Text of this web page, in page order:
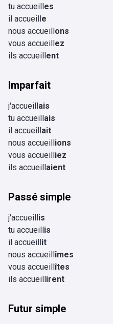
tu accueilles
il accueille
nous accueillons
vous accueillez
ils accueillent
Imparfait
j'accueillais
tu accueillais
il accueillait
nous accueillions
vous accueilliez
ils accueillaient
Passé simple
j'accueillis
tu accueillis
il accueillit
nous accueillîmes
vous accueillîtes
ils accueillirent
Futur simple